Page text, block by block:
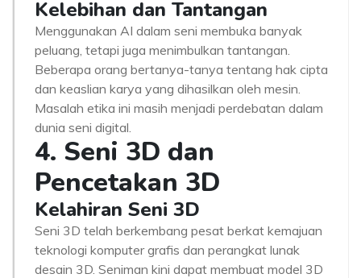
Kelebihan dan Tantangan
Menggunakan AI dalam seni membuka banyak
peluang, tetapi juga menimbulkan tantangan.
Beberapa orang bertanya-tanya tentang hak cipta
dan keaslian karya yang dihasilkan oleh mesin.
Masalah etika ini masih menjadi perdebatan dalam
dunia seni digital.
4. Seni 3D dan
Pencetakan 3D
Kelahiran Seni 3D
Seni 3D telah berkembang pesat berkat kemajuan
teknologi komputer grafis dan perangkat lunak
desain 3D. Seniman kini dapat membuat model 3D